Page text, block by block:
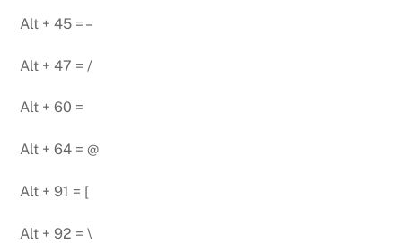
Alt + 45 = –
Alt + 47 = /
Alt + 60 =
Alt + 64 = @
Alt + 91 = [
Alt + 92 = \